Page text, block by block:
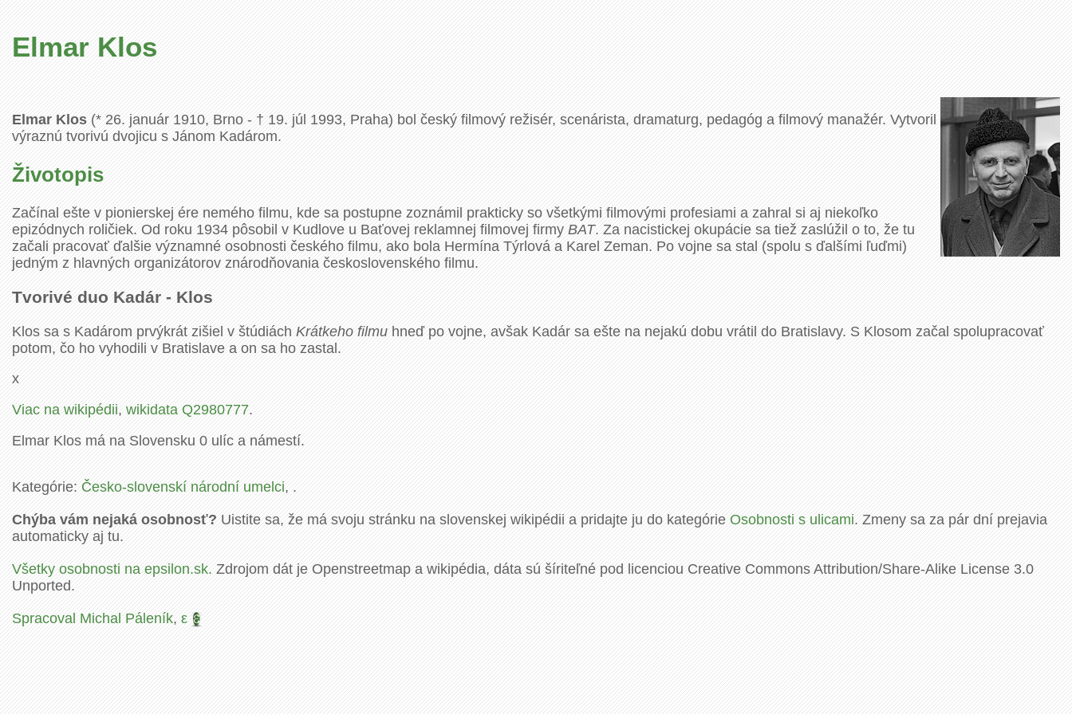
Elmar Klos
Elmar Klos(* 26. január 1910, Brno - † 19. júl 1993, Praha) bol český filmový režisér, scenárista, dramaturg, pedagóg a filmový manažér. Vytvoril
výraznú tvorivú dvojicu s Jánom Kadárom.
Životopis
Začínal ešte v pionierskej ére nemého filmu, kde sa postupne zoznámil prakticky so všetkými filmovými profesiami a zahral si aj niekoľko
epizódnych roličiek. Od roku 1934 pôsobil v Kudlove u Baťovej reklamnej filmovej firmyBAT. Za nacistickej okupácie sa tiež zaslúžil o to, že tu
začali pracovať ďalšie významné osobnosti českého filmu, ako bola Hermína Týrlová a Karel Zeman. Po vojne sa stal (spolu s ďalšími ľuďmi)
jedným z hlavných organizátorov znárodňovania československého filmu.
Tvorivé duo Kadár - Klos
Klos sa s Kadárom prvýkrát zišiel v štúdiáchKrátkeho filmuhneď po vojne, avšak Kadár sa ešte na nejakú dobu vrátil do Bratislavy. S Klosom začal spolupracovať
potom, čo ho vyhodili v Bratislave a on sa ho zastal.
x
Viac na wikipédii,wikidata Q2980777.
Elmar Klos má na Slovensku 0 ulíc a námestí.
Kategórie:Česko-slovenskí národní umelci, .
Chýba vám nejaká osobnosť?Uistite sa, že má svoju stránku na slovenskej wikipédii a pridajte ju do kategórieOsobnosti s ulicami. Zmeny sa za pár dní prejavia
automaticky aj tu.
Všetky osobnosti na epsilon.sk.Zdrojom dát je Openstreetmap a wikipédia, dáta sú šíriteľné pod licenciou Creative Commons Attribution/Share-Alike License 3.0
Unported.
Spracoval Michal Páleník,ε